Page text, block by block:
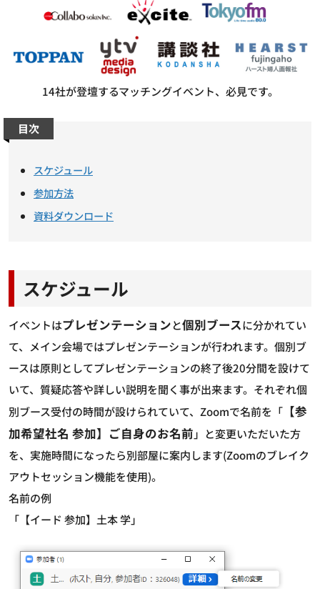
14社が登壇するマッチングイベント、必見です。
目次
スケジュール
参加方法
資料ダウンロード
スケジュール
イベントはプレゼンテーションと個別ブースに分かれてい
て、メイン会場ではプレゼンテーションが行われます。個別ブ
ースは原則としてプレゼンテーションの終了後20分間を設けて
いて、質疑応答や詳しい説明を聞く事が出来ます。それぞれ個
別ブース受付の時間が設けられていて、Zoomで名前を「 【参
加希望社名 参加】ご自身のお名前 」と変更いただいた方
を、実施時間になったら別部屋に案内します(Zoomのブレイク
アウトセッション機能を使用)。
名前の例
「【イード 参加】土本 学」